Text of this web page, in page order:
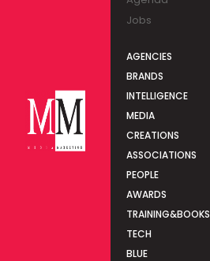
Jobs
AGENCIES
BRANDS
INTELLIGENCE
MEDIA
CREATIONS
ASSOCIATIONS
PEOPLE
AWARDS
TRAINING&BOOKS
TECH
BLUE